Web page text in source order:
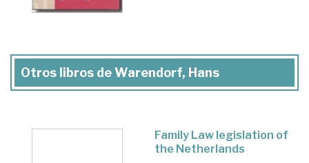
Otros libros de Warendorf, Hans
Family Law legislation of
the Netherlands